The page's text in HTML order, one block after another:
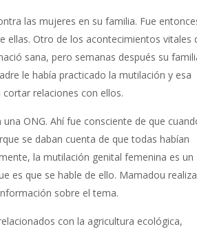
las mujeres en su familia. Fue
ellas. Otro de los acontecimientos vitales
sana, pero semanas después su
le había practicado la mutilación y esa
relaciones con ellos.
ONG. Ahí fue consciente de que
se daban cuenta de que todas habían
la mutilación genital femenina es un
es que se hable de ello. Mamadou realiza
sobre el tema.
con la agricultura ecológica,